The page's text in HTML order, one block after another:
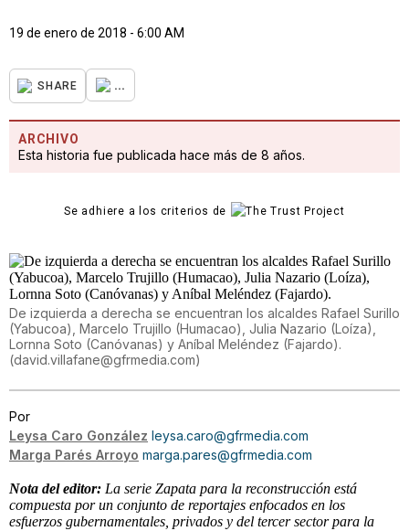
19 de enero de 2018 - 6:00 AM
SHARE ...
ARCHIVO
Esta historia fue publicada hace más de 8 años.
Se adhiere a los criterios de
De izquierda a derecha se encuentran los alcaldes Rafael Surillo
(Yabucoa), Marcelo Trujillo (Humacao), Julia Nazario (Loíza),
Lornna Soto (Canóvanas) y Aníbal Meléndez (Fajardo).
(david.villafane@gfrmedia.com)
Por
Leysa Caro González leysa.caro@gfrmedia.com
Marga Parés Arroyo marga.pares@gfrmedia.com
Nota del editor: La serie Zapata para la reconstrucción está
compuesta por un conjunto de reportajes enfocados en los
esfuerzos gubernamentales, privados y del tercer sector para la